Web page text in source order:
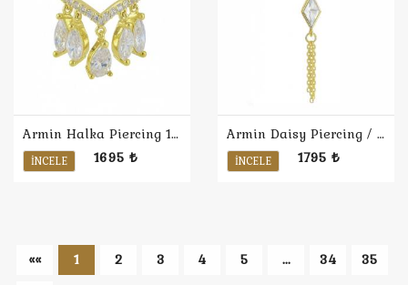
Armin Halka Piercing 1 / Sarı
İNCELE 1695 ₺
Armin Daisy Piercing / Sarı
İNCELE 1795 ₺
«« 1 2 3 4 5 ... 34
35